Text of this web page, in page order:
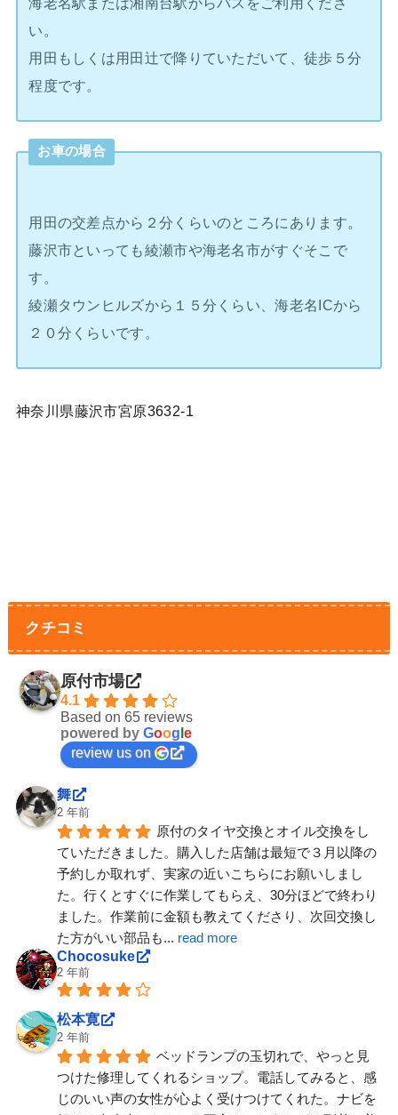
い。
用田もしくは用田辻で降りていただいて、徒歩５分
程度です。
お車の場合
用田の交差点から２分くらいのところにあります。
藤沢市といっても綾瀬市や海老名市がすぐそこで
す。
綾瀬タウンヒルズから１５分くらい、海老名ICから
２０分くらいです。
神奈川県藤沢市宮原3632-1
クチコミ
原付市場
4.1
Based on 65 reviews
powered by Goog e
review us on
舞
2 年前
原付のタイヤ交換とオイル交換をし
ていただきました。購入した店舗は最短で３月以降の
予約しか取れず、実家の近いこちらにお願いしまし
た。行くとすぐに作業してもらえ、30分ほどで終わり
ました。作業前に金額も教えてくださり、次回交換し
た方がいい部品も... read more
Chocosuke
2 年前
松本寛
2 年前
ベッドランプの玉切れで、やっと見
つけた修理してくれるショップ。電話してみると、感
じのいい声の女性が心よく受けつけてくれた。ナビを